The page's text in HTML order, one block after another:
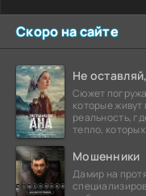
Скоро на сайте
Не
Сюжет
которые живут
реальность,
тепло,
Мошенники
Дамир на